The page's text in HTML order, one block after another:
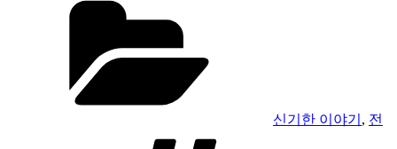
신기한 이야기 , 전